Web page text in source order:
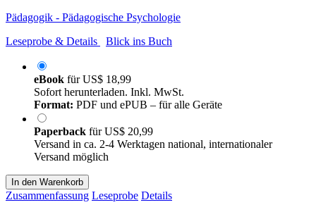
Pädagogik - Pädagogische Psychologie
Leseprobe & Details
Blick ins Buch
eBook fürUS$ 18,99
Sofort herunterladen. Inkl. MwSt.
Format: PDF und ePUB – für alle Geräte
Paperback fürUS$ 20,99
Versand in ca. 2-4 Werktagen national, internationaler
Versand möglich
In den Warenkorb
Zusammenfassung Leseprobe Details